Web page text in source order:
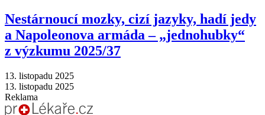
Nestárnoucí mozky, cizí jazyky, hadí jedy
a Napoleonova armáda –⁠ „jednohubky“
z výzkumu 2025/37
13. listopadu 2025
13. listopadu 2025
Reklama